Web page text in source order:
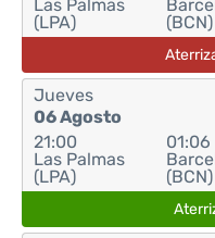
Las Palmas
(LPA)
(BCN)
Jueves
06 Agosto
21:00
Las Palmas
(LPA)
01:06
(BCN)